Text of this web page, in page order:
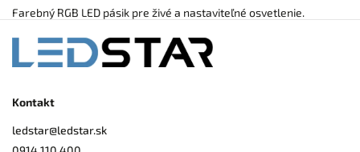
Farebný RGB LED pásik pre živé a nastaviteľné osvetlenie.
Kontakt
ledstar@ledstar.sk